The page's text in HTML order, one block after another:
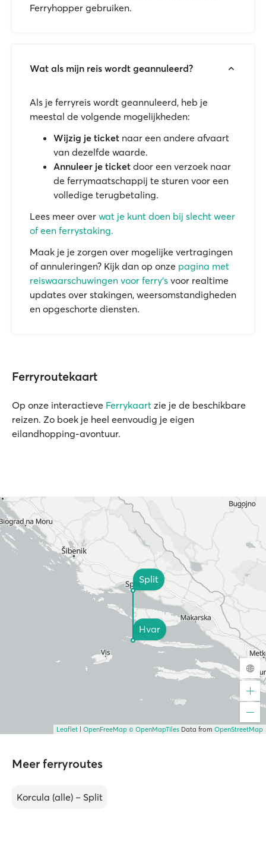
Ferryhopper gebruiken.
Wat als mijn reis wordt geannuleerd?
Als je ferryreis wordt geannuleerd, heb je
meestal de volgende mogelijkheden:
Wijzig je ticket naar een andere afvaart
van dezelfde waarde.
Annuleer je ticket door een verzoek naar
de ferrymaatschappij te sturen voor een
volledige terugbetaling.
Lees meer over wat je kunt doen bij slecht weer
of een ferrystaking.
Maak je je zorgen over mogelijke vertragingen
of annuleringen? Kijk dan op onze pagina met
reiswaarschuwingen voor ferry's voor realtime
updates over stakingen, weersomstandigheden
en opgeschorte diensten.
Ferryroutekaart
Op onze interactieve Ferrykaart zie je de beschikbare
reizen. Zo boek je heel eenvoudig je eigen
eilandhopping-avontuur.
Hvar
Split
Leaflet OpenFreeMap © OpenMapTiles Data from OpenStreetMap
Meer ferryroutes
Korcula (alle) – Split